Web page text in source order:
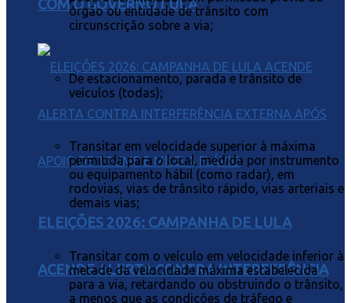
COM O GOVERNO LULA
ELEIÇÕES 2026: CAMPANHA DE LULA
ACENDE ALERTA CONTRA INTERFERÊNCIA
órgão ou entidade de trânsito com
circunscrição sobre a via;
De estacionamento, parada e trânsito de
veículos (todas);
Transitar em velocidade superior à máxima
permitida para o local, medida por instrumento
ou equipamento hábil (como radar), em
rodovias, vias de trânsito rápido, vias arteriais e
demais vias;
Transitar com o veículo em velocidade inferior à
metade da velocidade máxima estabelecida
para a via, retardando ou obstruindo o trânsito,
a menos que as condições de tráfego e